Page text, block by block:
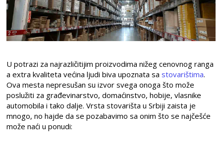
U potrazi za najrazličitijim proizvodima nižeg cenovnog ranga
a extra kvaliteta većina ljudi biva upoznata sastovarištima.
Ova mesta nepresušan su izvor svega onoga što može
poslužiti za građevinarstvo, domaćinstvo, hobije, vlasnike
automobila i tako dalje. Vrsta stovarišta u Srbiji zaista je
mnogo, no hajde da se pozabavimo sa onim što se najčešće
može naći u ponudi: